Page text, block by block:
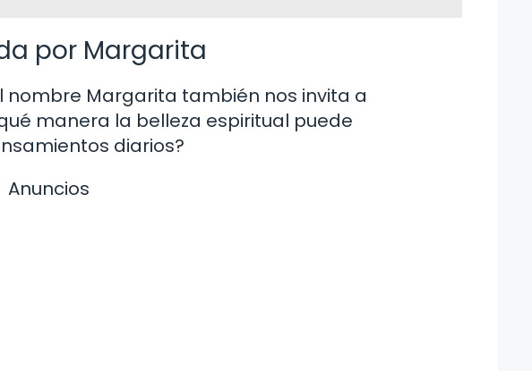
por Margarita
nombre Margarita también nos invita a
manera la belleza espiritual puede
diarios?
Anuncios